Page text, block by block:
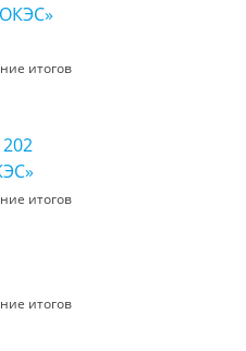
итогов
итогов
итогов